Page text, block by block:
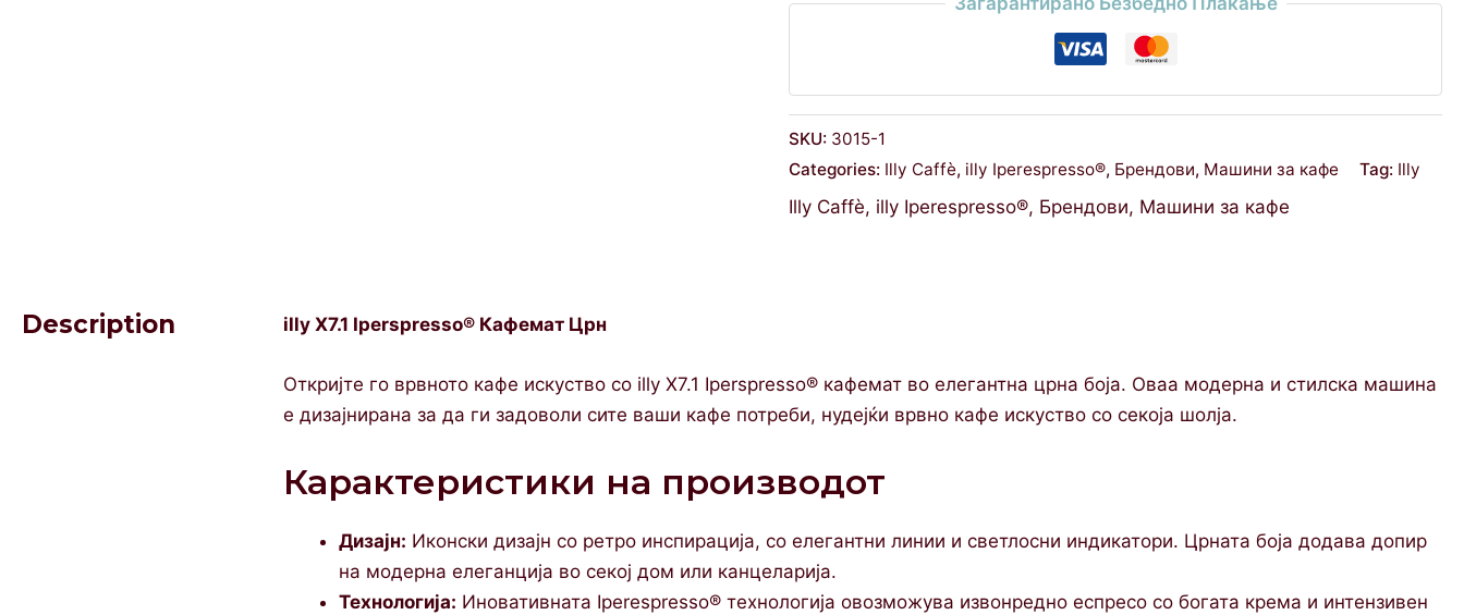
SKU: 3015-1
Categories: Illy Caffè, illy Iperespresso®, Брендови, Машини за кафе Tag: Illy
Illy Caffè, illy Iperespresso®, Брендови, Машини за кафе
Description illy X7.1 Iperspresso® Кафемат Црн
Откријте го врвното кафе искуство со illy X7.1 Iperspresso® кафемат во елегантна црна боја. Оваа модерна и стилска машина
е дизајнирана за да ги задоволи сите ваши кафе потреби, нудејќи врвно кафе искуство со секоја шолја.
Карактеристики на производот
Дизајн: Иконски дизајн со ретро инспирација, со елегантни линии и светлосни индикатори. Црната боја додава допир
на модерна елеганција во секој дом или канцеларија.
Технологија: Иновативната Iperespresso® технологија овозможува извонредно еспресо со богата крема и интензивен